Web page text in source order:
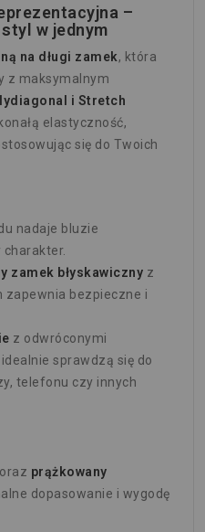
–
w jednym
na długi zamek, która
z maksymalnym
i Stretch
elastyczność,
się do Twoich
nadaje bluzie
zamek błyskawiczny z
bezpieczne i
z odwróconymi
sprawdzą się do
telefonu czy innych
oraz prążkowany
dopasowanie i wygodę